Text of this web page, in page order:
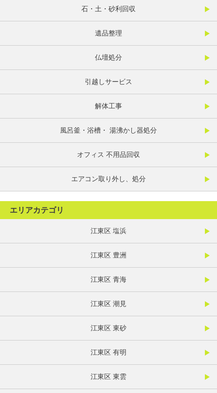
石・土・砂利回収
遺品整理
仏壇処分
引越しサービス
解体工事
風呂釜・浴槽・ 湯沸かし器処分
オフィス 不用品回収
エアコン取り外し、処分
エリアカテゴリ
江東区 塩浜
江東区 豊洲
江東区 青海
江東区 潮見
江東区 東砂
江東区 有明
江東区 東雲